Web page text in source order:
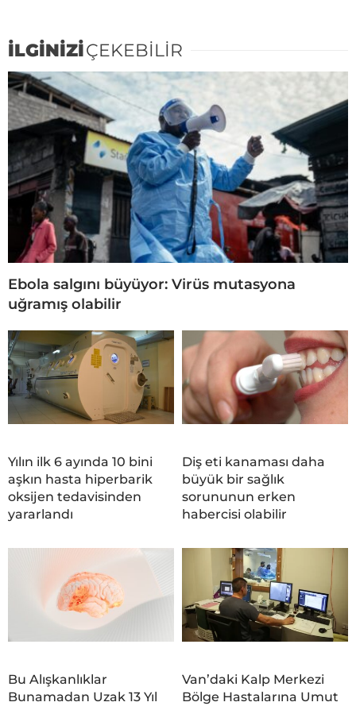
İLGİNİZİÇEKEBİLİR
Ebola salgını büyüyor: Virüs mutasyona
uğramış olabilir
Yılın ilk 6 ayında 10 bini
aşkın hasta hiperbarik
oksijen tedavisinden
yararlandı
Diş eti kanaması daha
büyük bir sağlık
sorununun erken
habercisi olabilir
Bu Alışkanlıklar
Bunamadan Uzak 13 Yıl
Van’daki Kalp Merkezi
Bölge Hastalarına Umut